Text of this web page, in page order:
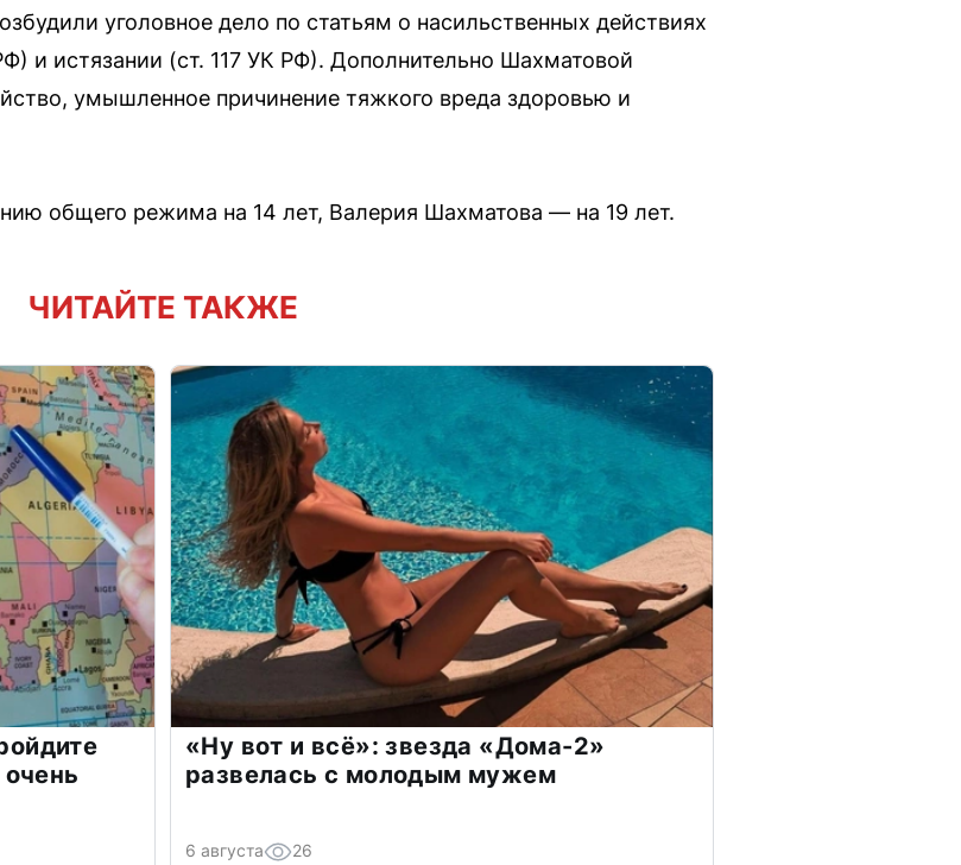
уголовное дело по статьям о насильственных действиях
и истязании (ст. 117 УК РФ). Дополнительно Шахматовой
умышленное причинение тяжкого вреда здоровью и
общего режима на 14 лет, Валерия Шахматова — на 19 лет.
ЧИТАЙТЕ ТАКЖЕ
«Ну вот и всё»: звезда «Дома-2»
развелась с молодым мужем
6 августа 26